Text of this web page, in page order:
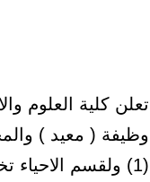
تعلن كلية العلوم
وظيفة ( معيد )